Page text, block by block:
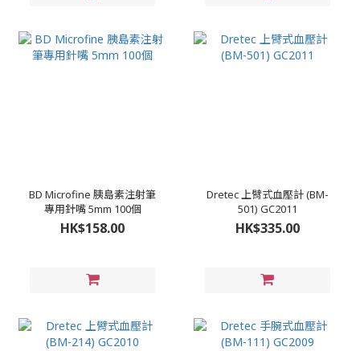
BD Microfine 胰島素注射筆
專用針嘴 5mm 100個
HK$158.00
Dretec 上臂式血壓計 (BM-
501) GC2011
HK$335.00